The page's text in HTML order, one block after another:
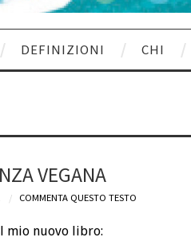
DEFINIZIONI CHI
VEGANA
COMMENTA QUESTO TESTO
mio nuovo libro: